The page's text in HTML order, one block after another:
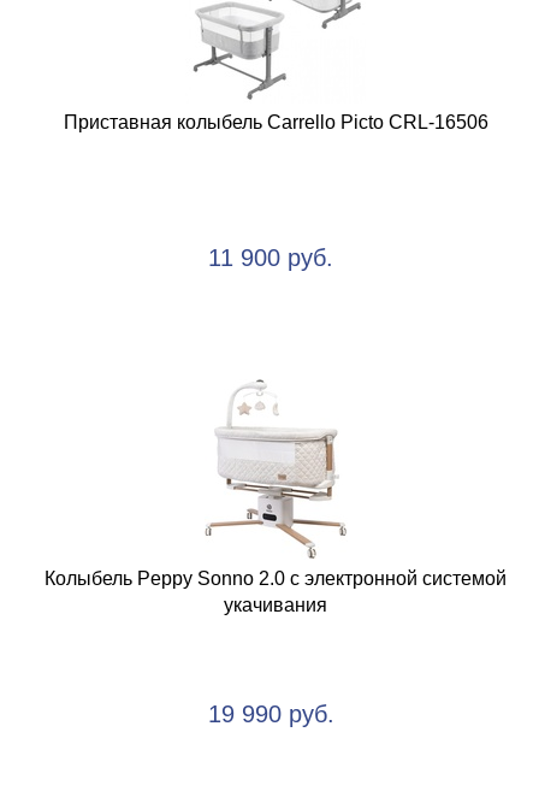
Приставная колыбель Carrello Picto CRL-16506
11 900 руб.
Колыбель Peppy Sonno 2.0 с электронной системой
укачивания
19 990 руб.